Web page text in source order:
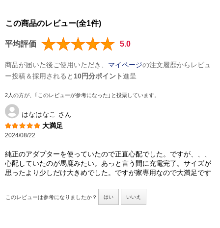
この商品のレビュー(全1件)
平均評価 5.0
商品が届いた後ご使用いただき、 マイページの注文履歴からレビュ
ー投稿＆採用されると 10円分ポイント進呈
2人の方が、｢このレビューが参考になった｣と投票しています。
はなはなこ さん
大満足
2024/08/22
純正のアダプターを使っていたので正直心配でした。ですが、、、
心配していたのが馬鹿みたい。あっと言う間に充電完了。サイズが
思ったより少しだけ大きめでした。ですが家専用なので大満足です
このレビューは参考になりましたか？ はい いいえ